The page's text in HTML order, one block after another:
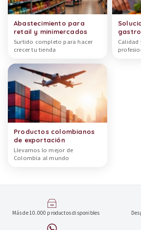
Abastecimiento para
retail y minimercados
Surtido completo para hacer
crecer tu tienda
Calidad
Productos colombianos
de exportación
Llevamos lo mejor de
Colombia al mundo
Más de 10.000 productos disponibles